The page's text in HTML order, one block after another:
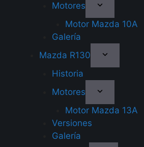
Motores
Motor Mazda 10A
Galería
Mazda R130
Historia
Motores
Motor Mazda 13A
Versiones
Galería